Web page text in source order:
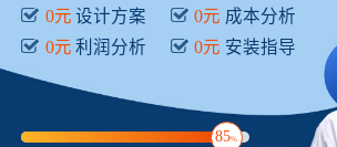
0元 设计方案 0元 成本分析
0元 利润分析 0元 安装指导
85%